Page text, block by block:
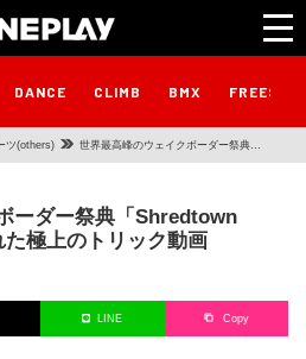
DANCE CLIMB BMX
ツ(others) 世界最高峰のウェイクボーダー祭典
上のトリック動画
ーダー祭典「Shredtown
極上のトリック動画
LINE Copy